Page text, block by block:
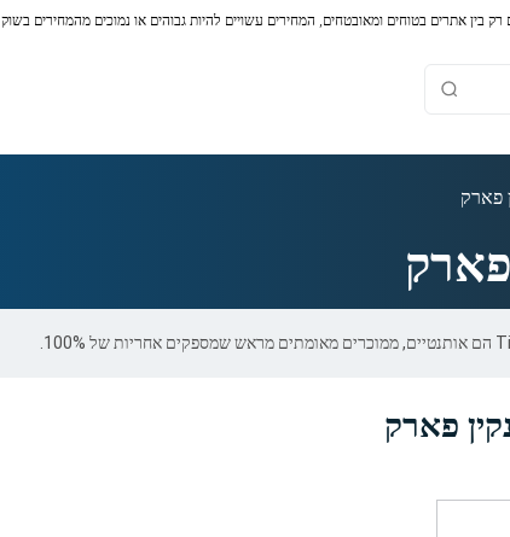
רק בין אתרים בטוחים ומאובטחים, המחירים עשויים להיות גבוהים או נמוכים מהמחירים
פארק
פארק
פארק